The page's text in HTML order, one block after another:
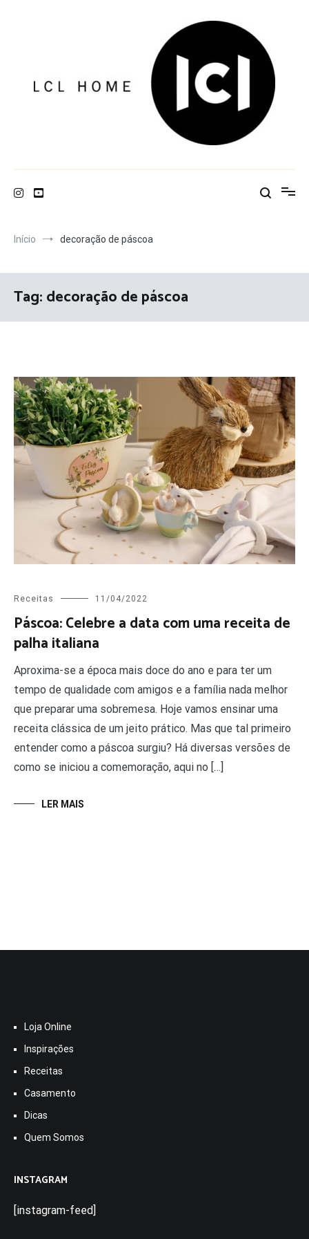
Início decoração de páscoa
Tag:decoração de páscoa
Receitas 11/04/2022
Páscoa: Celebre a data com uma receita de
palha italiana
Aproxima-se a época mais doce do ano e para ter um
tempo de qualidade com amigos e a família nada melhor
que preparar uma sobremesa. Hoje vamos ensinar uma
receita clássica de um jeito prático. Mas que tal primeiro
entender como a páscoa surgiu? Há diversas versões de
como se iniciou a comemoração, aqui no […]
LER MAIS
Loja Online
Inspirações
Receitas
Casamento
Dicas
Quem Somos
INSTAGRAM
[instagram-feed]